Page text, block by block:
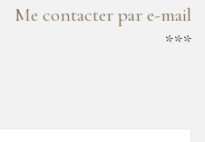
Me contacter par e-mail
***